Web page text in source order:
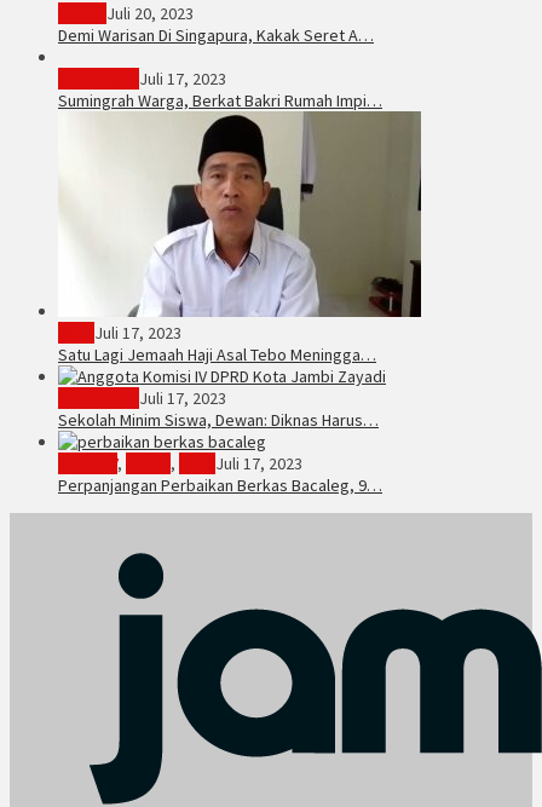
Juli 20, 2023
Demi Warisan Di Singapura, Kakak Seret A…
Juli 17, 2023
Sumingrah Warga, Berkat Bakri Rumah Impi…
Juli 17, 2023
Satu Lagi Jemaah Haji Asal Tebo Meningga…
Juli 17, 2023
Sekolah Minim Siswa, Dewan: Diknas Harus…
, ,
Juli 17, 2023
Perpanjangan Perbaikan Berkas Bacaleg, 9…